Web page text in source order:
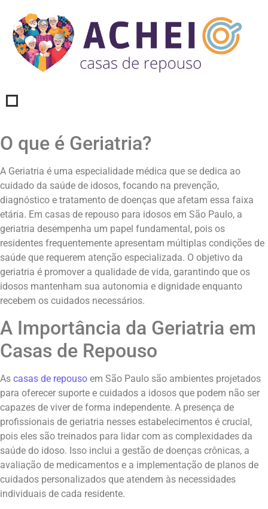
O que é Geriatria?
A Geriatria é uma especialidade médica que se dedica ao
cuidado da saúde de idosos, focando na prevenção,
diagnóstico e tratamento de doenças que afetam essa faixa
etária. Em casas de repouso para idosos em São Paulo, a
geriatria desempenha um papel fundamental, pois os
residentes frequentemente apresentam múltiplas condições de
saúde que requerem atenção especializada. O objetivo da
geriatria é promover a qualidade de vida, garantindo que os
idosos mantenham sua autonomia e dignidade enquanto
recebem os cuidados necessários.
A Importância da Geriatria em
Casas de Repouso
As casas de repouso em São Paulo são ambientes projetados
para oferecer suporte e cuidados a idosos que podem não ser
capazes de viver de forma independente. A presença de
profissionais de geriatria nesses estabelecimentos é crucial,
pois eles são treinados para lidar com as complexidades da
saúde do idoso. Isso inclui a gestão de doenças crônicas, a
avaliação de medicamentos e a implementação de planos de
cuidados personalizados que atendem às necessidades
individuais de cada residente.